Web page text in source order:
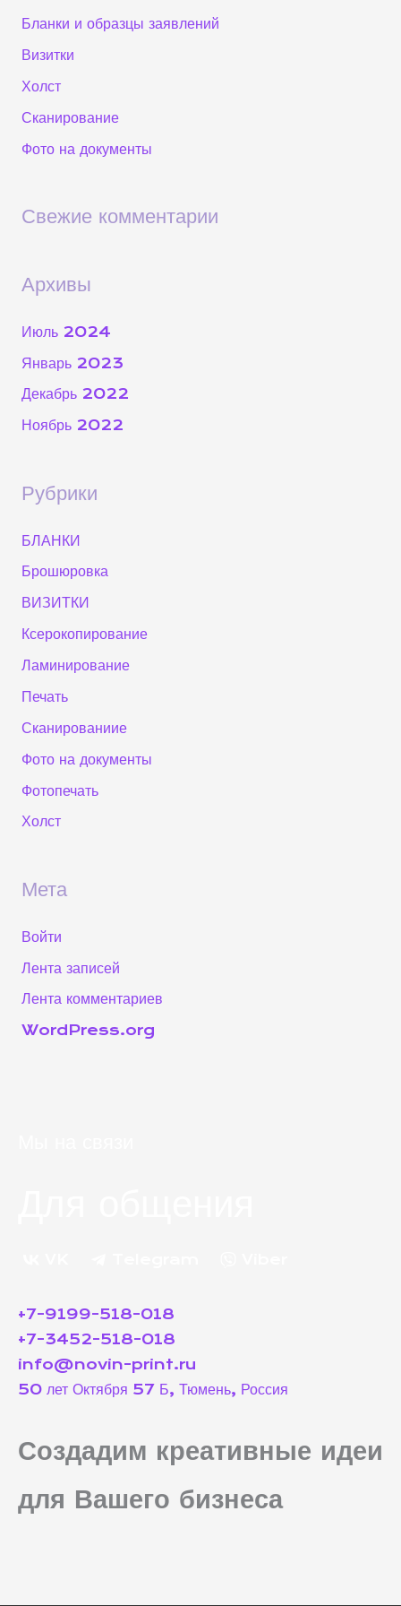
к
:
Бланки и образцы заявлений
Визитки
Холст
Сканирование
Фото на документы
Свежие комментарии
Архивы
Июль 2024
Январь 2023
Декабрь 2022
Ноябрь 2022
Рубрики
БЛАНКИ
Брошюровка
ВИЗИТКИ
Ксерокопирование
Ламинирование
Печать
Сканированиие
Фото на документы
Фотопечать
Холст
Мета
Войти
Лента записей
Лента комментариев
WordPress.org
+7-9199-518-018
+7-3452-518-018
info@novin-print.ru
50 лет Октября 57 Б, Тюмень, Россия
Создадим креативные идеи
для Вашего бизнеса